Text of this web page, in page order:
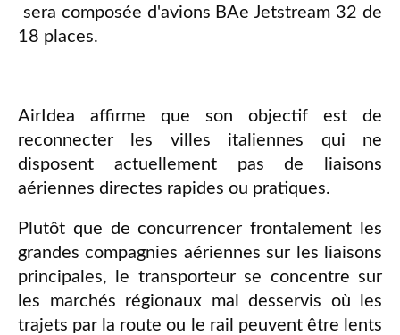
sera composée d'avions BAe Jetstream 32 de
18 places.
AirIdea affirme que son objectif est de
reconnecter les villes italiennes qui ne
disposent actuellement pas de liaisons
aériennes directes rapides ou pratiques.
Plutôt que de concurrencer frontalement les
grandes compagnies aériennes sur les liaisons
principales, le transporteur se concentre sur
les marchés régionaux mal desservis où les
trajets par la route ou le rail peuvent être lents